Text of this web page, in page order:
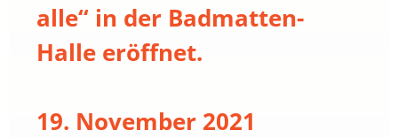
alle“ in der Badmatten-
Halle eröffnet.
19. November 2021